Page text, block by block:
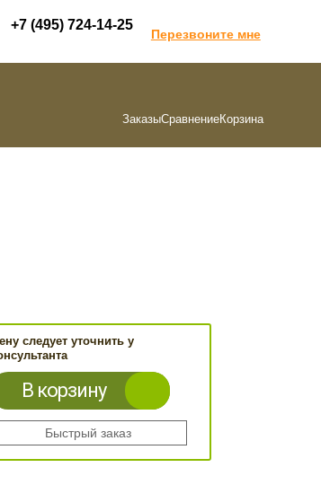
+7 (495) 724-14-25
Перезвоните мне
ЗаказыСравнениеКорзина
следует уточнить у
В корзину
Быстрый заказ